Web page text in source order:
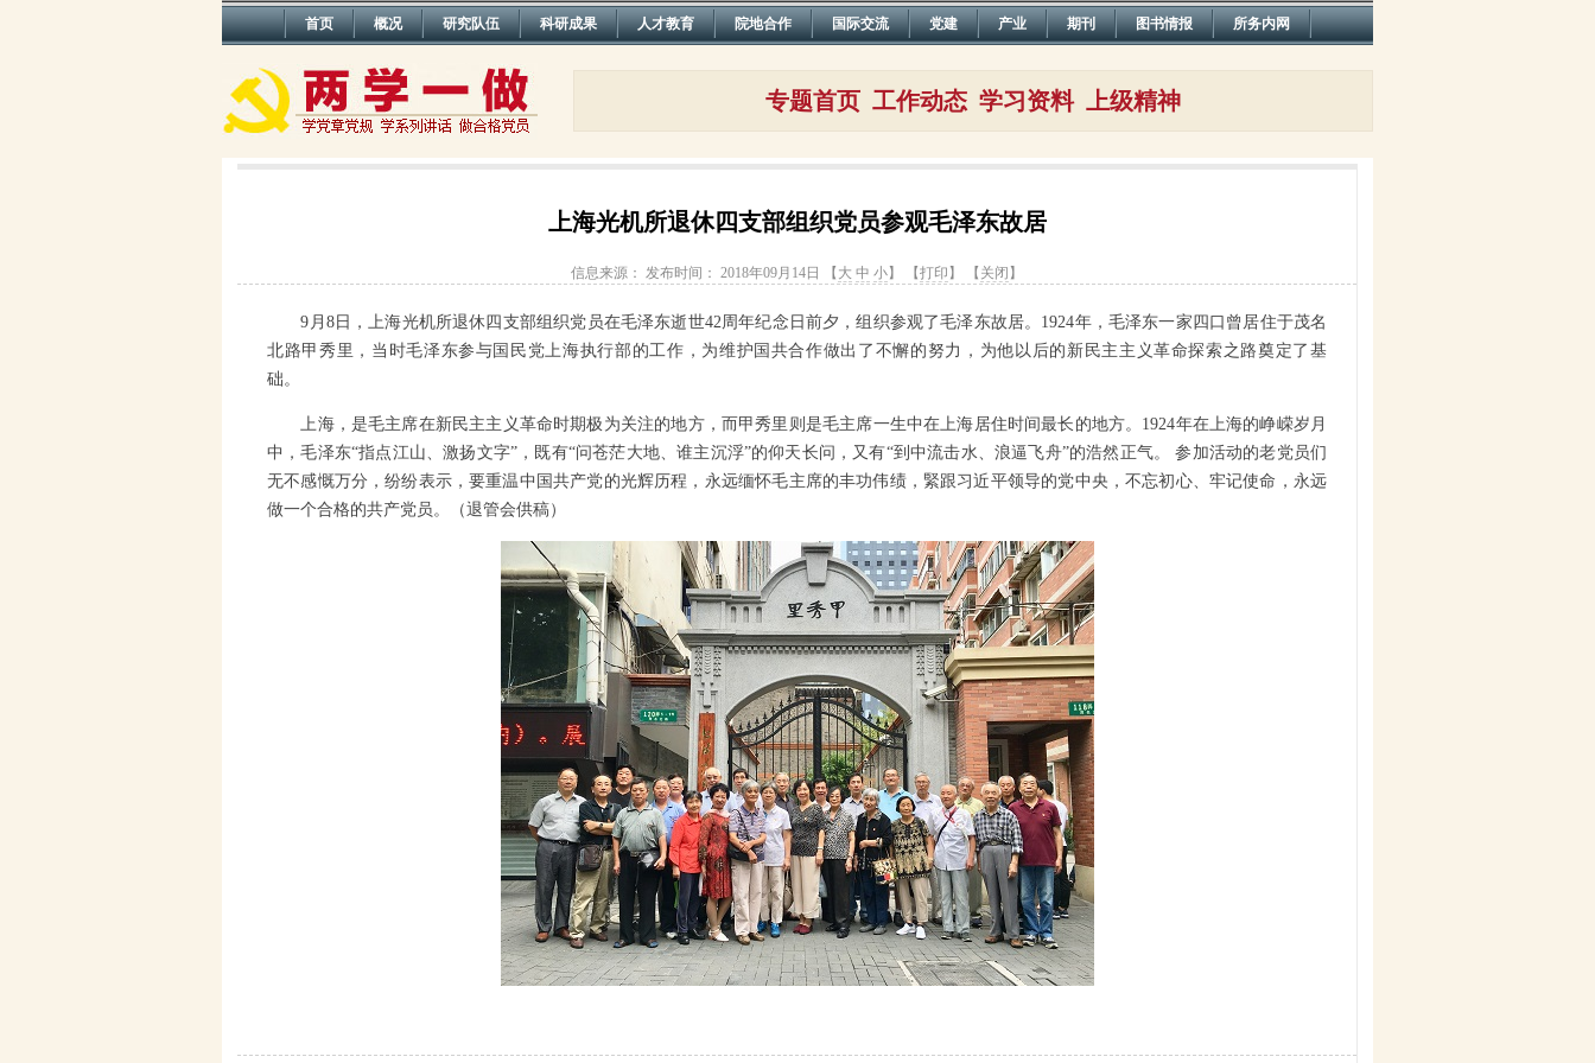
首页 概况 研究队伍 科研成果 人才教育 院地合作 国际交流 党建 产业 期刊 图书情报 所务内网
专题首页 工作动态 学习资料 上级精神
上海光机所退休四支部组织党员参观毛泽东故居
信息来源： 发布时间： 2018年09月14日 【 大 中 小】 【打印 】 【 关闭 】
9 月 8日，上海光机所退休四支部组织党员在毛泽东逝世42周年纪念日前夕，组织参观了毛泽东故居。 1924年，毛泽东一家四口曾居住于茂名
北路甲秀里，当时毛泽东参与国民党上海执行部的工作，为维护国共合作做出了不懈的努力，为他以后的新民主主义革命探索之路奠定了基
础。
上海，是毛主席在新民主主义革命时期极为关注的地方，而甲秀里则是毛主席一生中在上海居住时间最长的地方。 1924年在上海的峥嵘岁月
中，毛泽东“指点江山、激扬文字”，既有“问苍茫大地、谁主沉浮”的仰天长问，又有“到中流击水、浪逼飞舟”的浩然正气。
参加活动的老党员们
无不感慨万分，纷纷表示，要重温中国共产党的光辉历程，永远缅怀毛主席的丰功伟绩，緊跟习近平领导的党中央，不忘初心、牢记使命，永远
做一个合格的共产党员。（退管会供稿）